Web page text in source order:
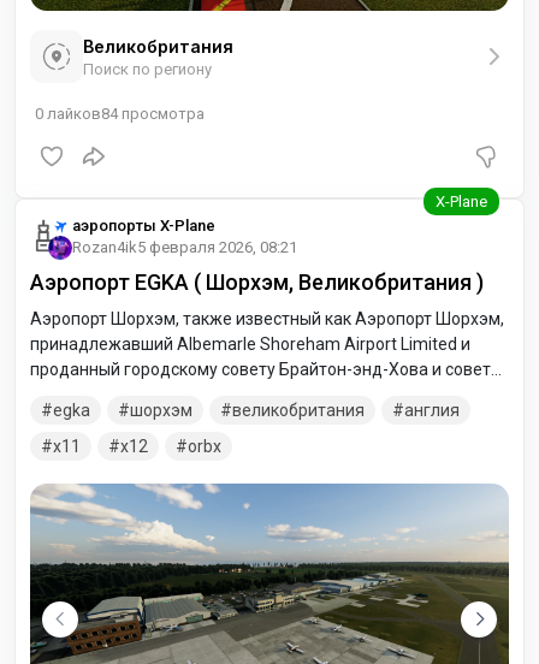
Великобритания
Поиск по региону
0 лайков84просмотра
аэропорты X-Plane
Rozan4ik5 февраля 2026, 08:21
Аэропорт EGKA ( Шорхэм, Великобритания )
Аэропорт Шорхэм, также известный как Аэропорт Шорхэм,
принадлежавший Albemarle Shoreham Airport Limited и
проданный городскому совету Брайтон-энд-Хова и совету
к западу от Шорем-бай-Си и к востоку от Лансинга,
Западный Суссекс, рядом с Брайтоном.
egka шорхэм великобритания
англия
x11
x12 orbx